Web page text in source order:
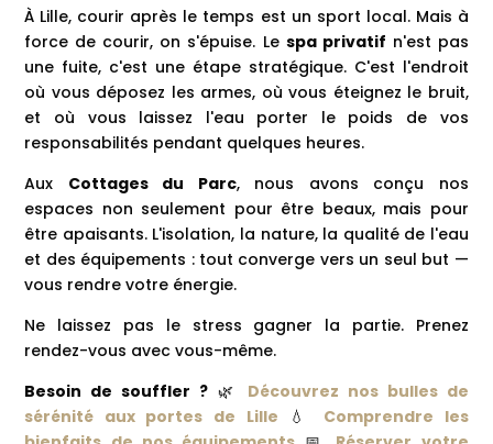
À Lille, courir après le temps est un sport local. Mais à
force de courir, on s'épuise. Le spa privatif n'est pas
une fuite, c'est une étape stratégique. C'est l'endroit
où vous déposez les armes, où vous éteignez le bruit,
et où vous laissez l'eau porter le poids de vos
responsabilités pendant quelques heures.
Aux Cottages du Parc, nous avons conçu nos
espaces non seulement pour être beaux, mais pour
être apaisants. L'isolation, la nature, la qualité de l'eau
et des équipements : tout converge vers un seul but —
vous rendre votre énergie.
Ne laissez pas le stress gagner la partie. Prenez
rendez-vous avec vous-même.
Besoin de souffler ?🌿 Découvrez nos bulles de
sérénité aux portes de Lille 💧 Comprendre les